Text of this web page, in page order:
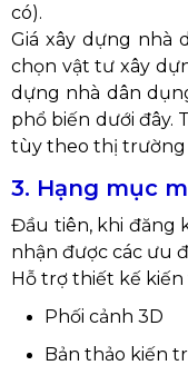
có).
Giá xây dựng nhà
chọn vật tư xây
dựng nhà dân
phổ biến dưới đây.
tùy theo thị trường
3. Hạng mục
Đầu tiên, khi đăng
nhận được các ưu
Hỗ trợ thiết kế kiến
Phối cảnh 3D
Bản thảo kiến